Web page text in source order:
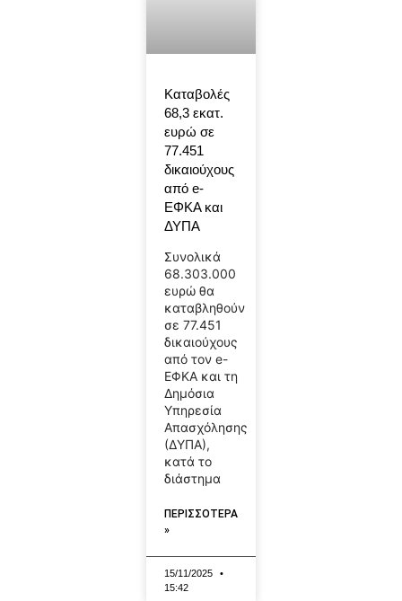
Καταβολές
68,3 εκατ.
ευρώ σε
77.451
δικαιούχους
από e-
ΕΦΚΑ και
ΔΥΠΑ
Συνολικά
68.303.000
ευρώ θα
καταβληθούν
σε 77.451
δικαιούχους
από τον e-
ΕΦΚΑ και τη
Δημόσια
Υπηρεσία
Απασχόλησης
(ΔΥΠΑ),
κατά το
διάστημα
ΠΕΡΙΣΣΟΤΕΡΑ
»
15/11/2025
15:42